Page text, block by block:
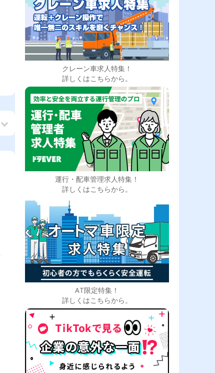
クレーン車求人特集！
詳しくはこちらから。
運行・配車管理求人特集！
詳しくはこちらから。
AT限定特集！
詳しくはこちらから。